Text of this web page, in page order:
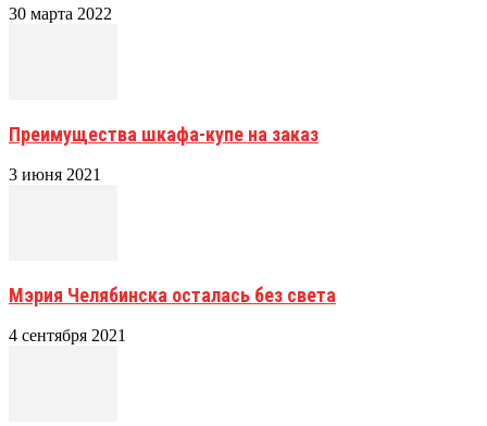
30 марта 2022
Преимущества шкафа-купе на заказ
3 июня 2021
Мэрия Челябинска осталась без света
4 сентября 2021